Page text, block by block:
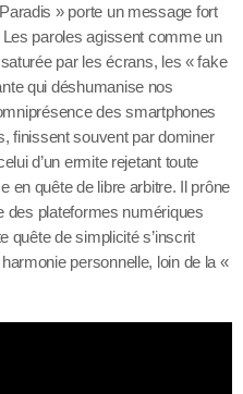
» porte un message fort
paroles agissent comme un
par les écrans, les « fake
qui déshumanise nos
des smartphones
finissent souvent par dominer
d’un ermite rejetant toute
en quête de libre arbitre. Il prône
des plateformes numériques
quête de simplicité s’inscrit
personnelle, loin de la «